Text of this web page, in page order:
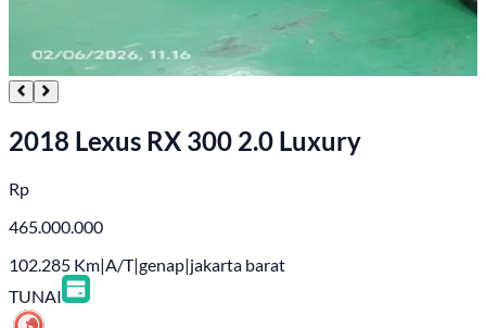
2018 Lexus RX 300 2.0 Luxury
Rp
465.000.000
102.285 Km|A/T|genap|jakarta barat
TUNAI